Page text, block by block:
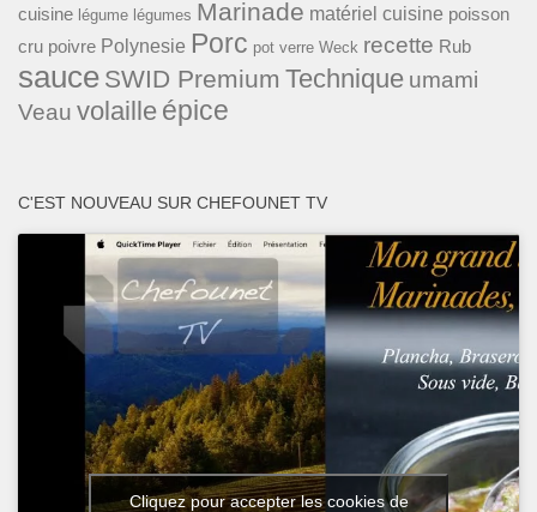
cuisine légume légumes Marinade matériel cuisine poisson
cru poivre Polynesie Porc pot verre Weck recette Rub
sauce SWID Premium Technique umami
Veau volaille épice
C'EST NOUVEAU SUR CHEFOUNET TV
Cliquez pour accepter les cookies de